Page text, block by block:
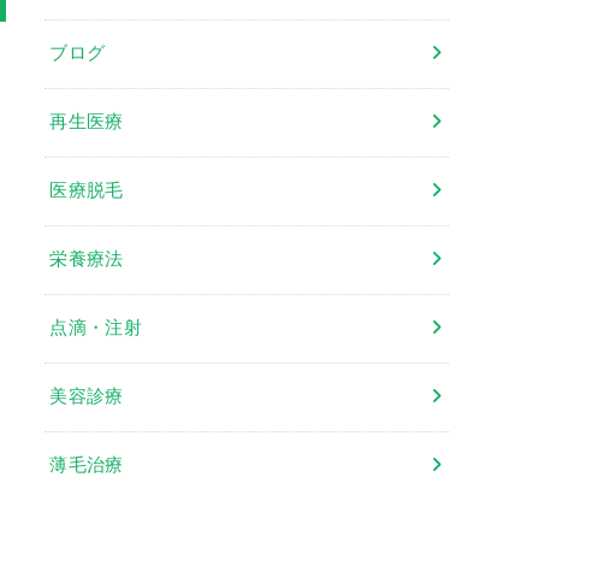
ブログ
再生医療
医療脱毛
栄養療法
点滴・注射
美容診療
薄毛治療